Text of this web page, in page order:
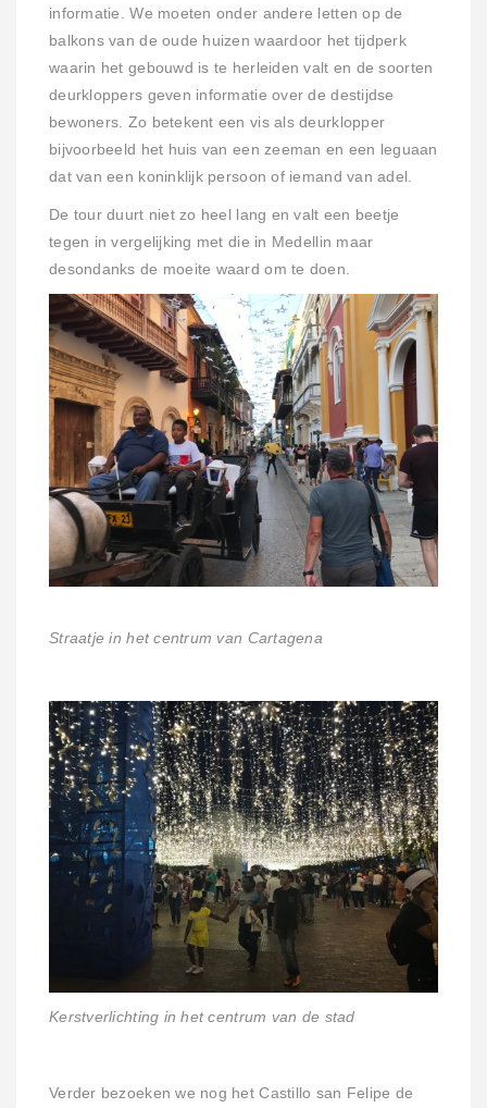
informatie. We moeten onder andere letten op de
balkons van de oude huizen waardoor het tijdperk
waarin het gebouwd is te herleiden valt en de soorten
deurkloppers geven informatie over de destijdse
bewoners. Zo betekent een vis als deurklopper
bijvoorbeeld het huis van een zeeman en een leguaan
dat van een koninklijk persoon of iemand van adel.
De tour duurt niet zo heel lang en valt een beetje
tegen in vergelijking met die in Medellin maar
desondanks de moeite waard om te doen.
Straatje in het centrum van Cartagena
Kerstverlichting in het centrum van de stad
Verder bezoeken we nog het Castillo san Felipe de